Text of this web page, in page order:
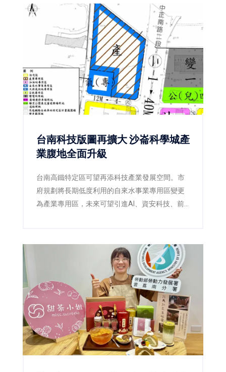
台南科技版圖再擴大 沙崙科學城產
業腹地全面升級
台南高鐵特定區可望再添科技產業發展空間。市
府規劃將長期低度利用的自來水事業專用區變更
為產業專用區，未來可望引進AI、資安科技、前